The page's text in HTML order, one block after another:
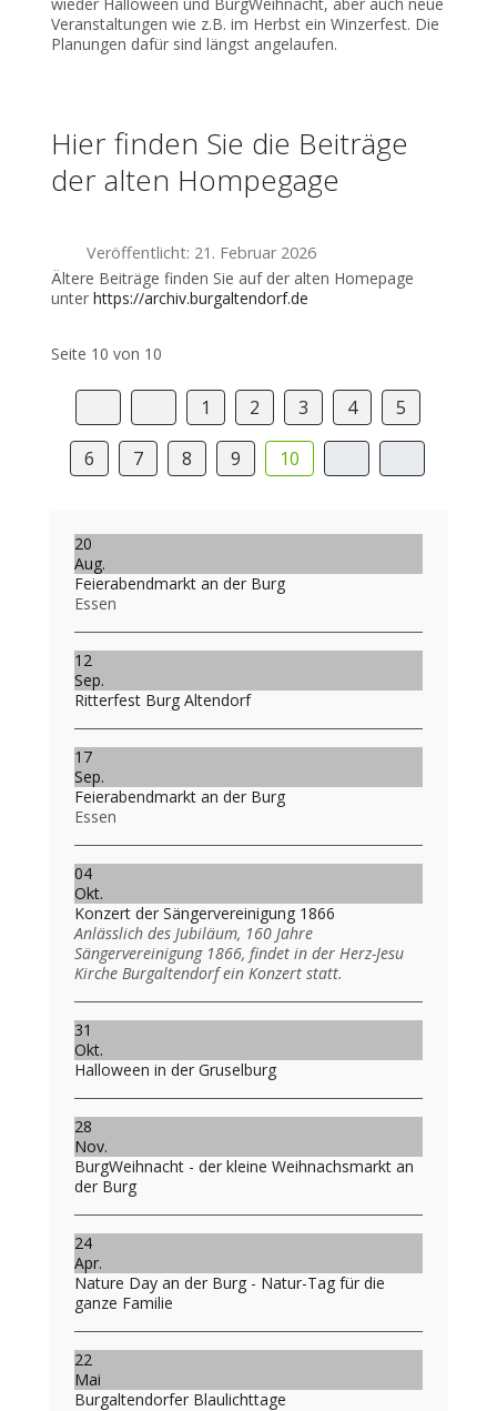
wieder Halloween und BurgWeihnacht, aber auch neue
Veranstaltungen wie z.B. im Herbst ein Winzerfest. Die
Planungen dafür sind längst angelaufen.
Hier finden Sie die Beiträge
der alten Hompegage
Veröffentlicht: 21. Februar 2026
Ältere Beiträge finden Sie auf der alten Homepage
unter https://archiv.burgaltendorf.de
Seite 10 von 10
1 2 3 4 5
6 7 8 9 10
20
Aug.
Feierabendmarkt an der Burg
Essen
12
Sep.
Ritterfest Burg Altendorf
17
Sep.
Feierabendmarkt an der Burg
Essen
04
Okt.
Konzert der Sängervereinigung 1866
Anlässlich des Jubiläum, 160 Jahre
Sängervereinigung 1866, findet in der Herz-Jesu
Kirche Burgaltendorf ein Konzert statt.
31
Okt.
Halloween in der Gruselburg
28
Nov.
BurgWeihnacht - der kleine Weihnachsmarkt an
der Burg
24
Apr.
Nature Day an der Burg - Natur-Tag für die
ganze Familie
22
Mai
Burgaltendorfer Blaulichttage